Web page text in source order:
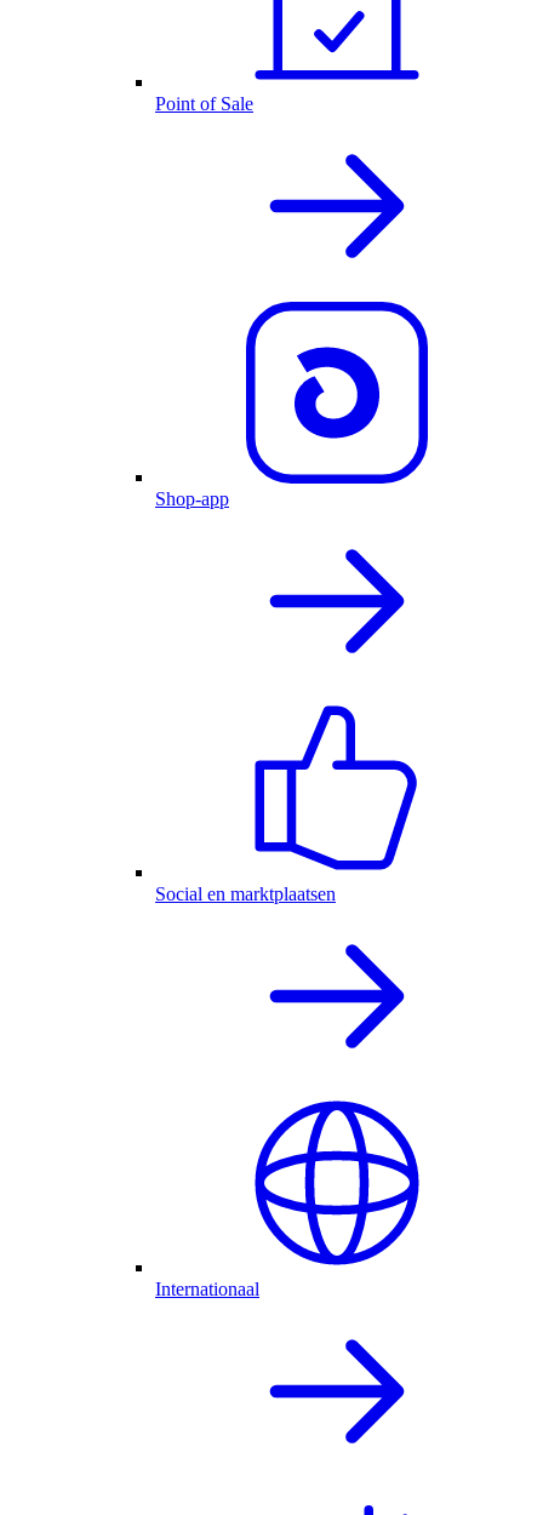
Point of Sale
Shop-app
Social en marktplaatsen
Internationaal